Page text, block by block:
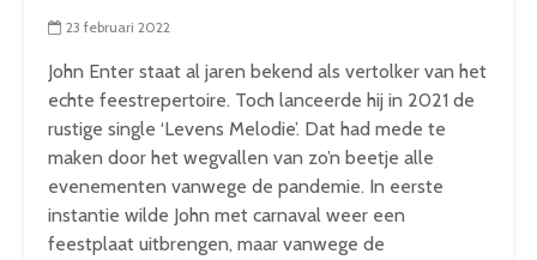
23 februari 2022
John Enter staat al jaren bekend als vertolker van het
echte feestrepertoire. Toch lanceerde hij in 2021 de
rustige single ‘Levens Melodie’. Dat had mede te
maken door het wegvallen van zo’n beetje alle
evenementen vanwege de pandemie. In eerste
instantie wilde John met carnaval weer een
feestplaat uitbrengen, maar vanwege de